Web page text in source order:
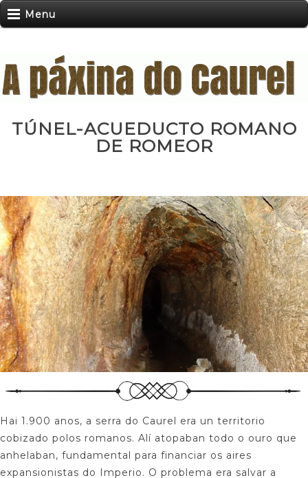
Menu
TÚNEL-ACUEDUCTO ROMANO
DE ROMEOR
Hai 1.900 anos, a serra do Caurel era un territorio
cobizado polos romanos. Alí atopaban todo o ouro que
anhelaban, fundamental para financiar os aires
expansionistas do Imperio. O problema era salvar a